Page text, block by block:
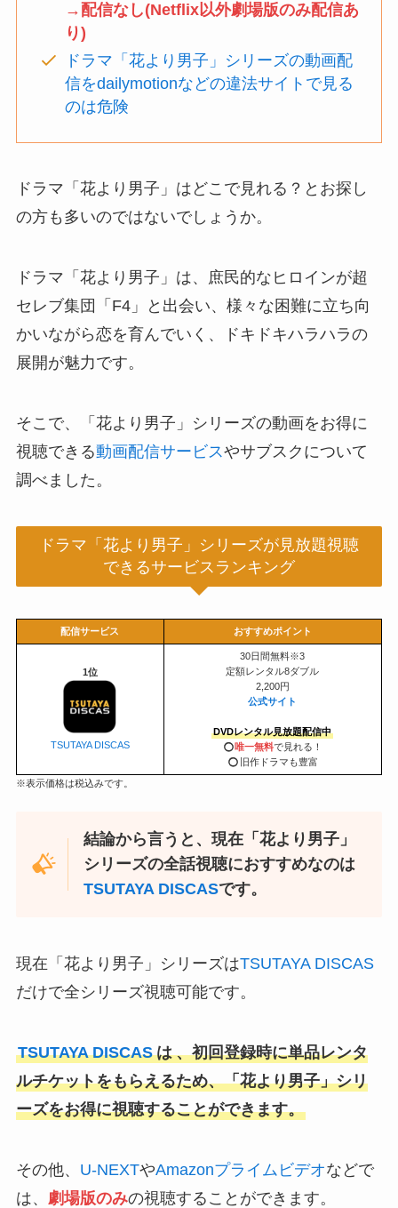
→配信なし(Netflix以外劇場版のみ配信あ
り)
ドラマ「花より男子」シリーズの動画配
信をdailymotionなどの違法サイトで見る
のは危険
ドラマ「花より男子」はどこで見れる？とお探し
の方も多いのではないでしょうか。
ドラマ「花より男子」は、庶民的なヒロインが超
セレブ集団「F4」と出会い、様々な困難に立ち向
かいながら恋を育んでいく、ドキドキハラハラの
展開が魅力です。
そこで、「花より男子」シリーズの動画をお得に
視聴できる動画配信サービスやサブスクについて
調べました。
ドラマ「花より男子」シリーズが見放題視聴
できるサービスランキング
配信サービス おすすめポイント
1位
TSUTAYA DISCAS
30日間無料※3
定額レンタル8ダブル
2,200円
公式サイト
DVDレンタル見放題配信中
◯唯一無料で見れる！
◯ 旧作ドラマも豊富
※表示価格は税込みです。
結論から言うと、現在「花より男子」
シリーズの全話視聴におすすめなのは
TSUTAYA DISCASです。
現在「花より男子」シリーズはTSUTAYA DISCAS
だけで全シリーズ視聴可能です。
TSUTAYA DISCAS は 、初回登録時に単品レンタ
ルチケットをもらえるため、「花より男子」シリ
ーズをお得に視聴することができます。
その他、 U-NEXTやAmazonプライムビデオなどで
は、 劇場版のみの視聴することができます。